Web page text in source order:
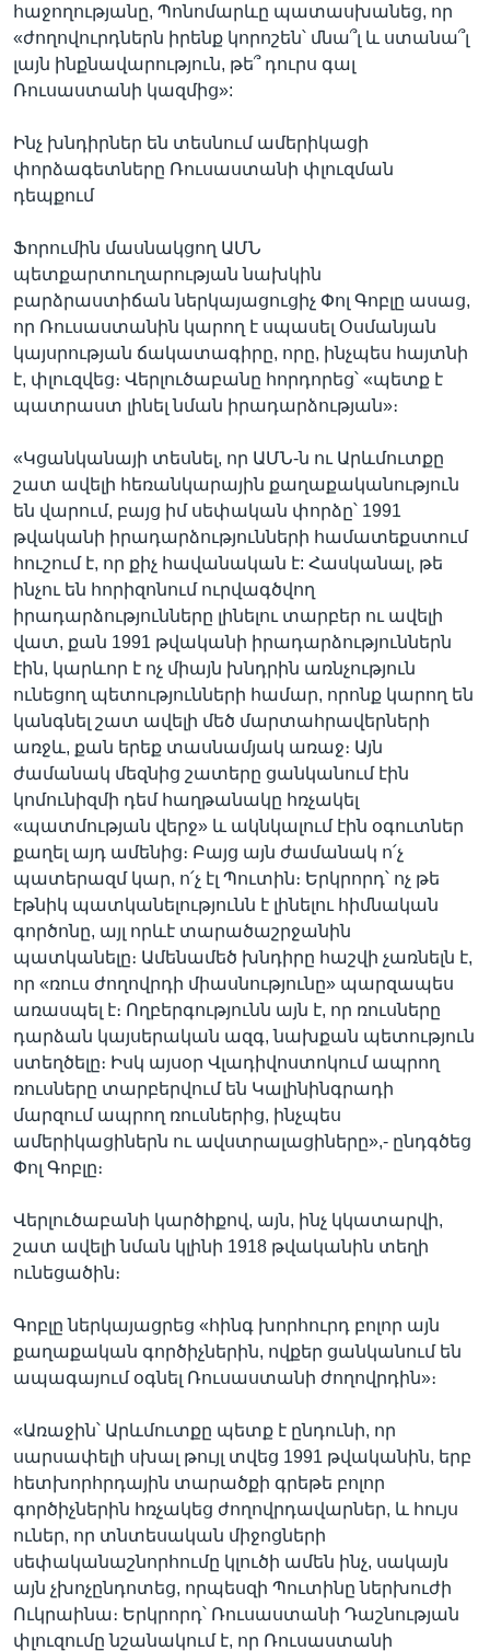
հաջողությանը, Պոնոմարևը պատասխանեց, որ
«ժողովուրդներն իրենք կորոշեն՝ մնա՞լ և ստանա՞լ
լայն ինքնավարություն, թե՞ դուրս գալ
Ռուսաստանի կազմից»:
Ինչ խնդիրներ են տեսնում ամերիկացի
փորձագետները Ռուսաստանի փլուզման
դեպքում
Ֆորումին մասնակցող ԱՄՆ
պետքարտուղարության նախկին
բարձրաստիճան ներկայացուցիչ Փոլ Գոբլը ասաց,
որ Ռուսաստանին կարող է սպասել Օսմանյան
կայսրության ճակատագիրը, որը, ինչպես հայտնի
է, փլուզվեց։ Վերլուծաբանը հորդորեց՝ «պետք է
պատրաստ լինել նման իրադարձության»։
«Կցանկանայի տեսնել, որ ԱՄՆ-ն ու Արևմուտքը
շատ ավելի հեռանկարային քաղաքականություն
են վարում, բայց իմ սեփական փորձը՝ 1991
թվականի իրադարձությունների համատեքստում
հուշում է, որ քիչ հավանական է: Հասկանալ, թե
ինչու են հորիզոնում ուրվագծվող
իրադարձությունները լինելու տարբեր ու ավելի
վատ, քան 1991 թվականի իրադարձություններն
էին, կարևոր է ոչ միայն խնդրին առնչություն
ունեցող պետությունների համար, որոնք կարող են
կանգնել շատ ավելի մեծ մարտահրավերների
առջև, քան երեք տասնամյակ առաջ։ Այն
ժամանակ մեզնից շատերը ցանկանում էին
կոմունիզմի դեմ հաղթանակը հռչակել
«պատմության վերջ» և ակնկալում էին օգուտներ
քաղել այդ ամենից։ Բայց այն ժամանակ ո՛չ
պատերազմ կար, ո՛չ էլ Պուտին։ Երկրորդ՝ ոչ թե
էթնիկ պատկանելությունն է լինելու հիմնական
գործոնը, այլ որևէ տարածաշրջանին
պատկանելը։ Ամենամեծ խնդիրը հաշվի չառնելն է,
որ «ռուս ժողովրդի միասնությունը» պարզապես
առասպել է։ Ողբերգությունն այն է, որ ռուսները
դարձան կայսերական ազգ, նախքան պետություն
ստեղծելը։ Իսկ այսօր Վլադիվոստոկում ապրող
ռուսները տարբերվում են Կալինինգրադի
մարզում ապրող ռուսներից, ինչպես
ամերիկացիներն ու ավստրալացիները»,- ընդգծեց
Փոլ Գոբլը։
Վերլուծաբանի կարծիքով, այն, ինչ կկատարվի,
շատ ավելի նման կլինի 1918 թվականին տեղի
ունեցածին։
Գոբլը ներկայացրեց «հինգ խորհուրդ բոլոր այն
քաղաքական գործիչներին, ովքեր ցանկանում են
ապագայում օգնել Ռուսաստանի ժողովրդին»։
«Առաջին՝ Արևմուտքը պետք է ընդունի, որ
սարսափելի սխալ թույլ տվեց 1991 թվականին, երբ
հետխորհրդային տարածքի գրեթե բոլոր
գործիչներին հռչակեց ժողովրդավարներ, և հույս
ուներ, որ տնտեսական միջոցների
սեփականաշնորհումը կլուծի ամեն ինչ, սակայն
այն չխոչընդոտեց, որպեսզի Պուտինը ներխուժի
Ուկրաինա։ Երկրորդ՝ Ռուսաստանի Դաշնության
փլուզումը նշանակում է, որ Ռուսաստանի